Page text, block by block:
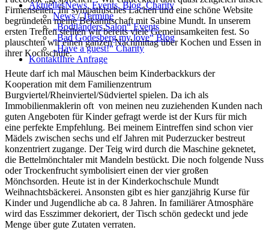
AktuellesNews, Events, Blog, Charity
News / Termine
„Bodtländers Salon“ Events
„Bad Godesberg my love“ Blog
„Have a guest!“ Charity
KontaktIhre Anfrage
Firmenseiten. Ihr sympathisches Lachen und eine schöne Website
begründeten meine Bekanntschaft mit Sabine Mundt. In unserem
ersten Treffen stellten wir bereits viele Gemeinsamkeiten fest. So
plauschten wir einen ganzen Nachmittag über Kochen und Essen in
ihrer Kochschule.
Heute darf ich mal Mäuschen beim Kinderbackkurs der
Kooperation mit dem Familienzentrum
Burgviertel/Rheinviertel/Südviertel spielen. Da ich als
Immobilienmaklerin oft von meinen neu zuziehenden Kunden nach
guten Angeboten für Kinder gefragt werde ist der Kurs für mich
eine perfekte Empfehlung. Bei meinem Eintreffen sind schon vier
Mädels zwischen sechs und elf Jahren mit Puderzucker bestreut
konzentriert zugange. Der Teig wird durch die Maschine geknetet,
die Bettelmönchtaler mit Mandeln bestückt. Die noch folgende Nuss
oder Trockenfrucht symbolisiert einen der vier großen
Mönchsorden. Heute ist in der Kinderkochschule Mundt
Weihnachtsbäckerei. Ansonsten gibt es hier ganzjährig Kurse für
Kinder und Jugendliche ab ca. 8 Jahren. In familiärer Atmosphäre
wird das Esszimmer dekoriert, der Tisch schön gedeckt und jede
Menge über gute Zutaten verraten.